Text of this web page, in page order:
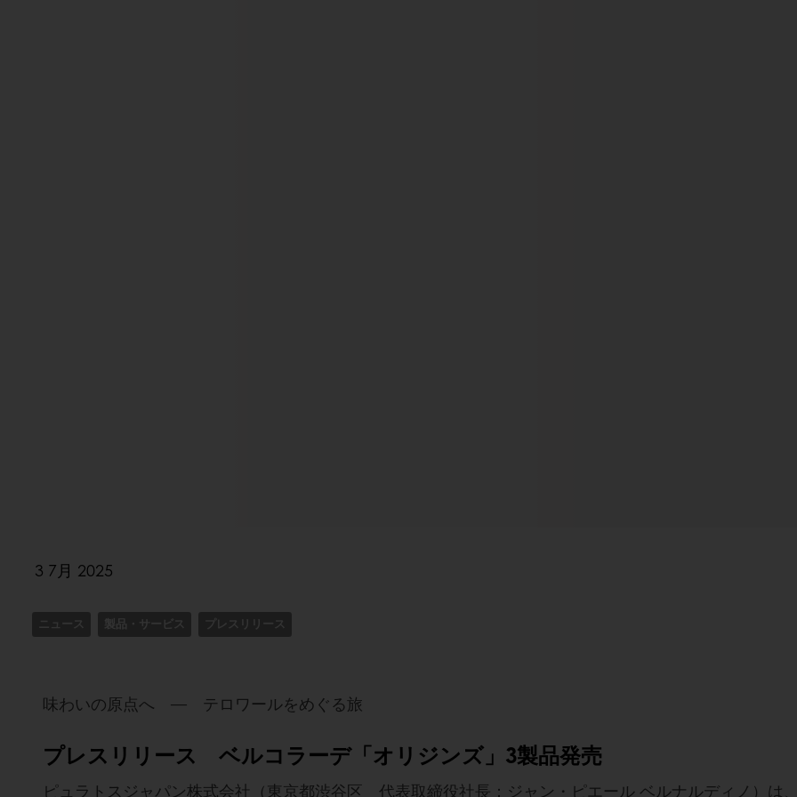
3 7月 2025
ニュース 製品・サービス プレスリリース
味わいの原点へ ― テロワールをめぐる旅
プレスリリース ベルコラーデ「オリジンズ」3製品発売
ピュラトスジャパン株式会社（東京都渋谷区 代表取締役社長：ジャン・ピエール ベルナルディノ）は